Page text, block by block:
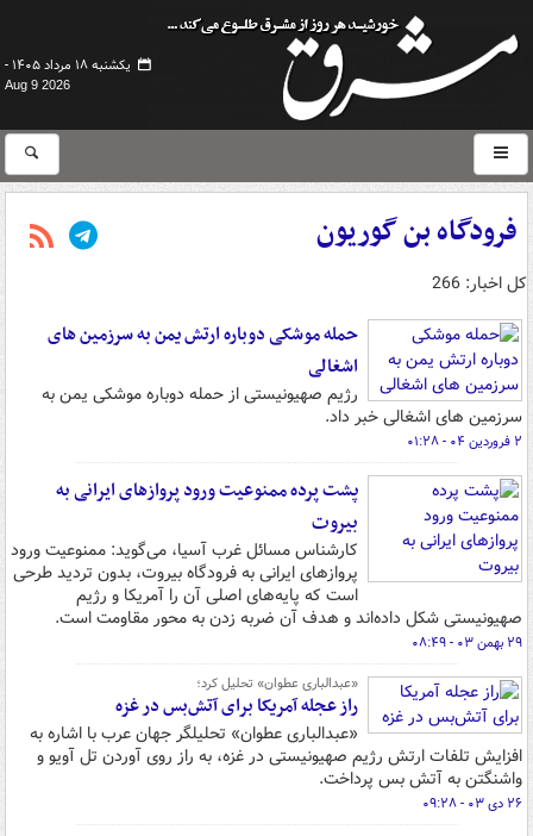
یکشنبه ۱۸ مرداد ۱۴۰۵ -
Aug 9 2026
فرودگاه بن گوریون
کل اخبار: 266
حمله موشکی دوباره ارتش یمن به سرزمین های
اشغالی
رژیم صهیونیستی از حمله دوباره موشکی یمن به
سرزمین های اشغالی خبر داد.
۲ فروردین ۰۴ - ۰۱:۲۸
پشت پرده ممنوعیت ورود پروازهای ایرانی به
بیروت
کارشناس مسائل غرب آسیا، می‌گوید: ممنوعیت ورود
پروازهای ایرانی به فرودگاه بیروت، بدون تردید طرحی
است که پایه‌های اصلی آن را آمریکا و رژیم
صهیونیستی شکل داده‌اند و هدف آن ضربه زدن به محور مقاومت است.
۲۹ بهمن ۰۳ - ۰۸:۴۹
«عبدالباری عطوان» تحلیل کرد؛
راز عجله آمریکا برای آتش‌بس در غزه
«عبدالباری عطوان» تحلیلگر جهان عرب با اشاره به
افزایش تلفات ارتش رژیم صهیونیستی در غزه، به راز روی آوردن تل آویو و
واشنگتن به آتش بس پرداخت.
۲۶ دی ۰۳ - ۰۹:۲۸